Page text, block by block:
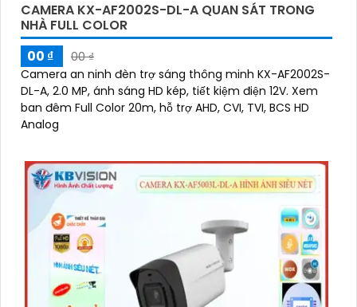
CAMERA KX-AF2002S-DL-A QUAN SÁT TRONG
NHÀ FULL COLOR
00 ₫
00 ₫
Camera an ninh đèn trợ sáng thông minh KX-AF2002S-
DL-A, 2.0 MP, ánh sáng HD kép, tiết kiệm điện 12V. Xem
ban đêm Full Color 20m, hỗ trợ AHD, CVI, TVI, BCS HD
Analog